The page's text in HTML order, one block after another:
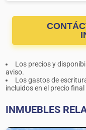
Los precios y
aviso.
Los gastos de
incluidos en el precio
INMUEBLES